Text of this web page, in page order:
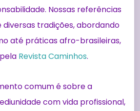
Nossas referências
diversas tradições, abordando
até práticas afro-brasileiras,
Revista Caminhos.
comum é sobre a
com vida profissional,